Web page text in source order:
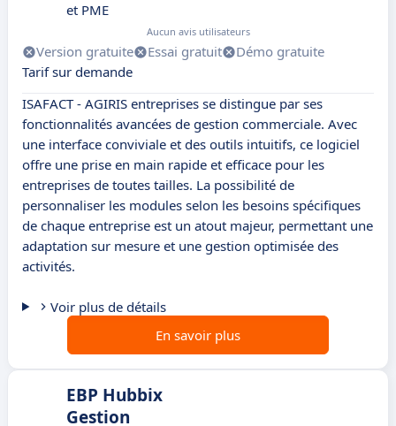
et PME
Aucun avis utilisateurs
Version gratuite Essai gratuit
Démo gratuite
Tarif sur demande
ISAFACT - AGIRIS entreprises se distingue par ses
fonctionnalités avancées de gestion commerciale. Avec
une interface conviviale et des outils intuitifs, ce logiciel
offre une prise en main rapide et efficace pour les
entreprises de toutes tailles. La possibilité de
personnaliser les modules selon les besoins spécifiques
de chaque entreprise est un atout majeur, permettant une
adaptation sur mesure et une gestion optimisée des
activités.
Voir plus de détails
En savoir plus
EBP Hubbix
Gestion